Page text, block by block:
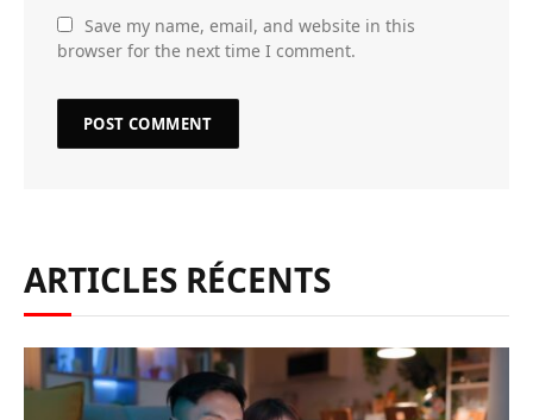
Save my name, email, and website in this
browser for the next time I comment.
ARTICLES RÉCENTS